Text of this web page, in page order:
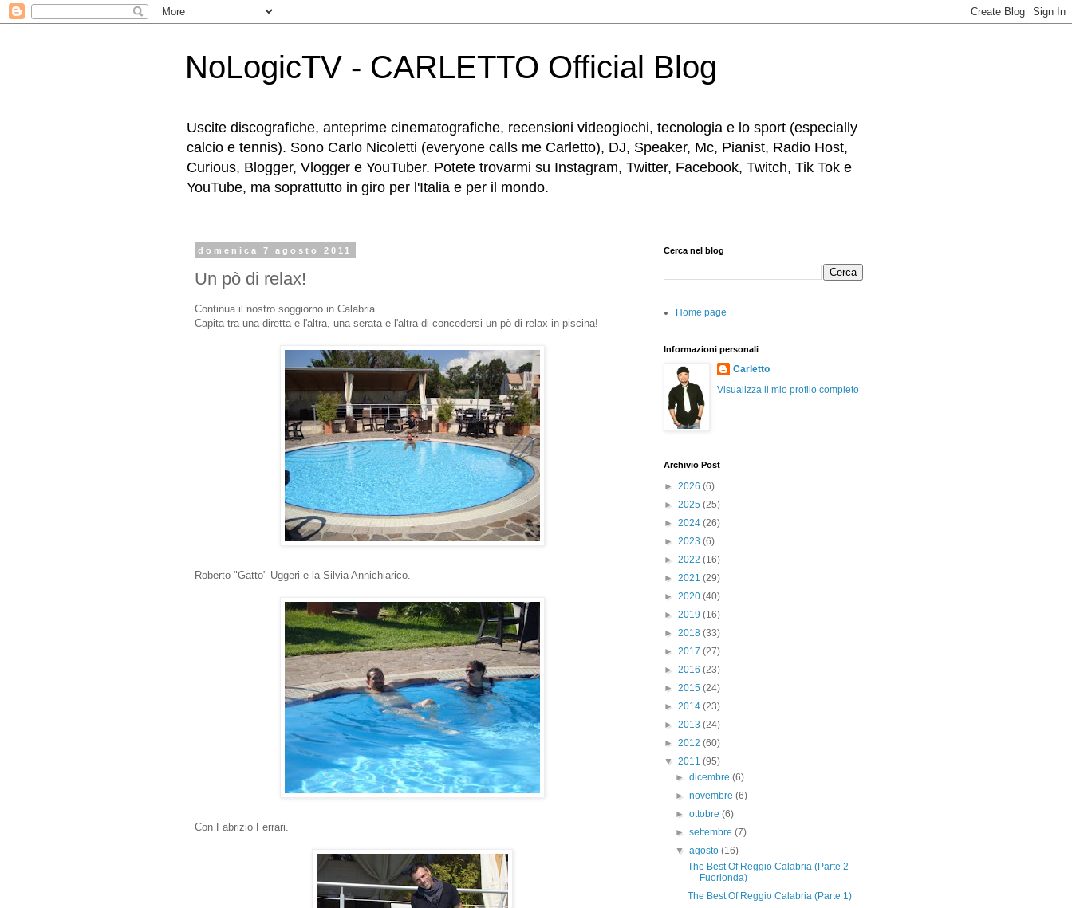
NoLogicTV - CARLETTO Official Blog
Uscite discografiche, anteprime cinematografiche, recensioni videogiochi, tecnologia e lo sport (especially
calcio e tennis). Sono Carlo Nicoletti (everyone calls me Carletto), DJ, Speaker, Mc, Pianist, Radio Host,
Curious, Blogger, Vlogger e YouTuber. Potete trovarmi su Instagram, Twitter, Facebook, Twitch, Tik Tok e
YouTube, ma soprattutto in giro per l'Italia e per il mondo.
domenica 7 agosto 2011
Un pò di relax!
Continua il nostro soggiorno in Calabria...
Capita tra una diretta e l'altra, una serata e l'altra di concedersi un pò di relax in piscina!
Roberto "Gatto" Uggeri e la Silvia Annichiarico.
Con Fabrizio Ferrari.
Cerca nel blog
Home page
Informazioni personali
Carletto
Visualizza il mio profilo completo
Archivio Post
► 2026 (6)
► 2025 (25)
► 2024 (26)
► 2023 (6)
► 2022 (16)
► 2021 (29)
► 2020 (40)
► 2019 (16)
► 2018 (33)
► 2017 (27)
► 2016 (23)
► 2015 (24)
► 2014 (23)
► 2013 (24)
► 2012 (60)
▼ 2011 (95)
►dicembre(6)
►novembre(6)
►ottobre(6)
►settembre(7)
▼agosto(16)
The Best Of Reggio Calabria (Parte 2 -
Fuorionda)
The Best Of Reggio Calabria (Parte 1)